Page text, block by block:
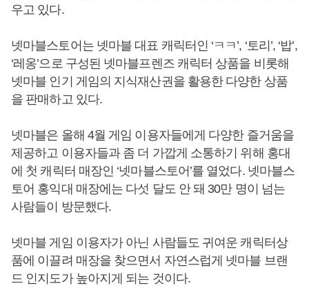
우고 있다.
넷마블스토어는 넷마블 대표 캐릭터인 ‘ㅋㅋ’, ‘토리’, ‘밥’,
‘레옹’으로 구성된 넷마블프렌즈 캐릭터 상품을 비롯해
넷마블 인기 게임의 지식재산권을 활용한 다양한 상품
을 판매하고 있다.
넷마블은 올해 4월 게임 이용자들에게 다양한 즐거움을
제공하고 이용자들과 좀 더 가깝게 소통하기 위해 홍대
에 첫 캐릭터 매장인 ‘넷마블스토어’를 열었다. 넷마블스
토어 홍익대 매장에는 다섯 달도 안 돼 30만 명이 넘는
사람들이 방문했다.
넷마블 게임 이용자가 아닌 사람들도 귀여운 캐릭터상
품에 이끌려 매장을 찾으면서 자연스럽게 넷마블 브랜
드 인지도가 높아지게 되는 것이다.